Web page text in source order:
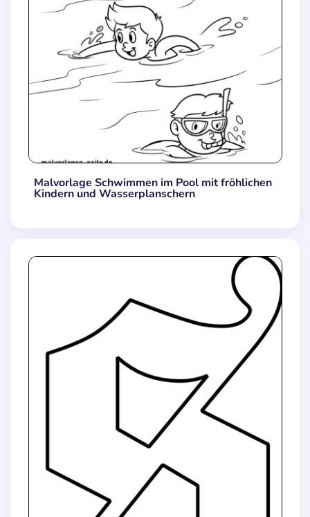
Malvorlage Schwimmen im Pool mit fröhlichen
Kindern und Wasserplanschern